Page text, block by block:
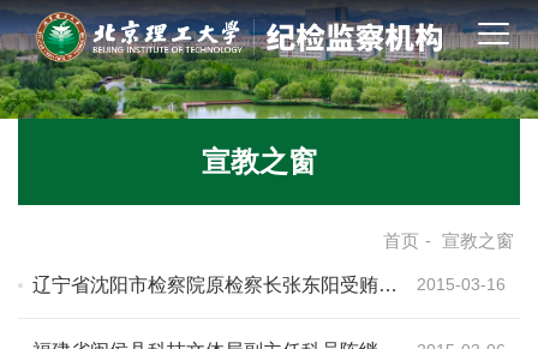
宣教之窗
首页 - 宣教之窗
辽宁省沈阳市检察院原检察长张东阳受贿案
2015-03-16